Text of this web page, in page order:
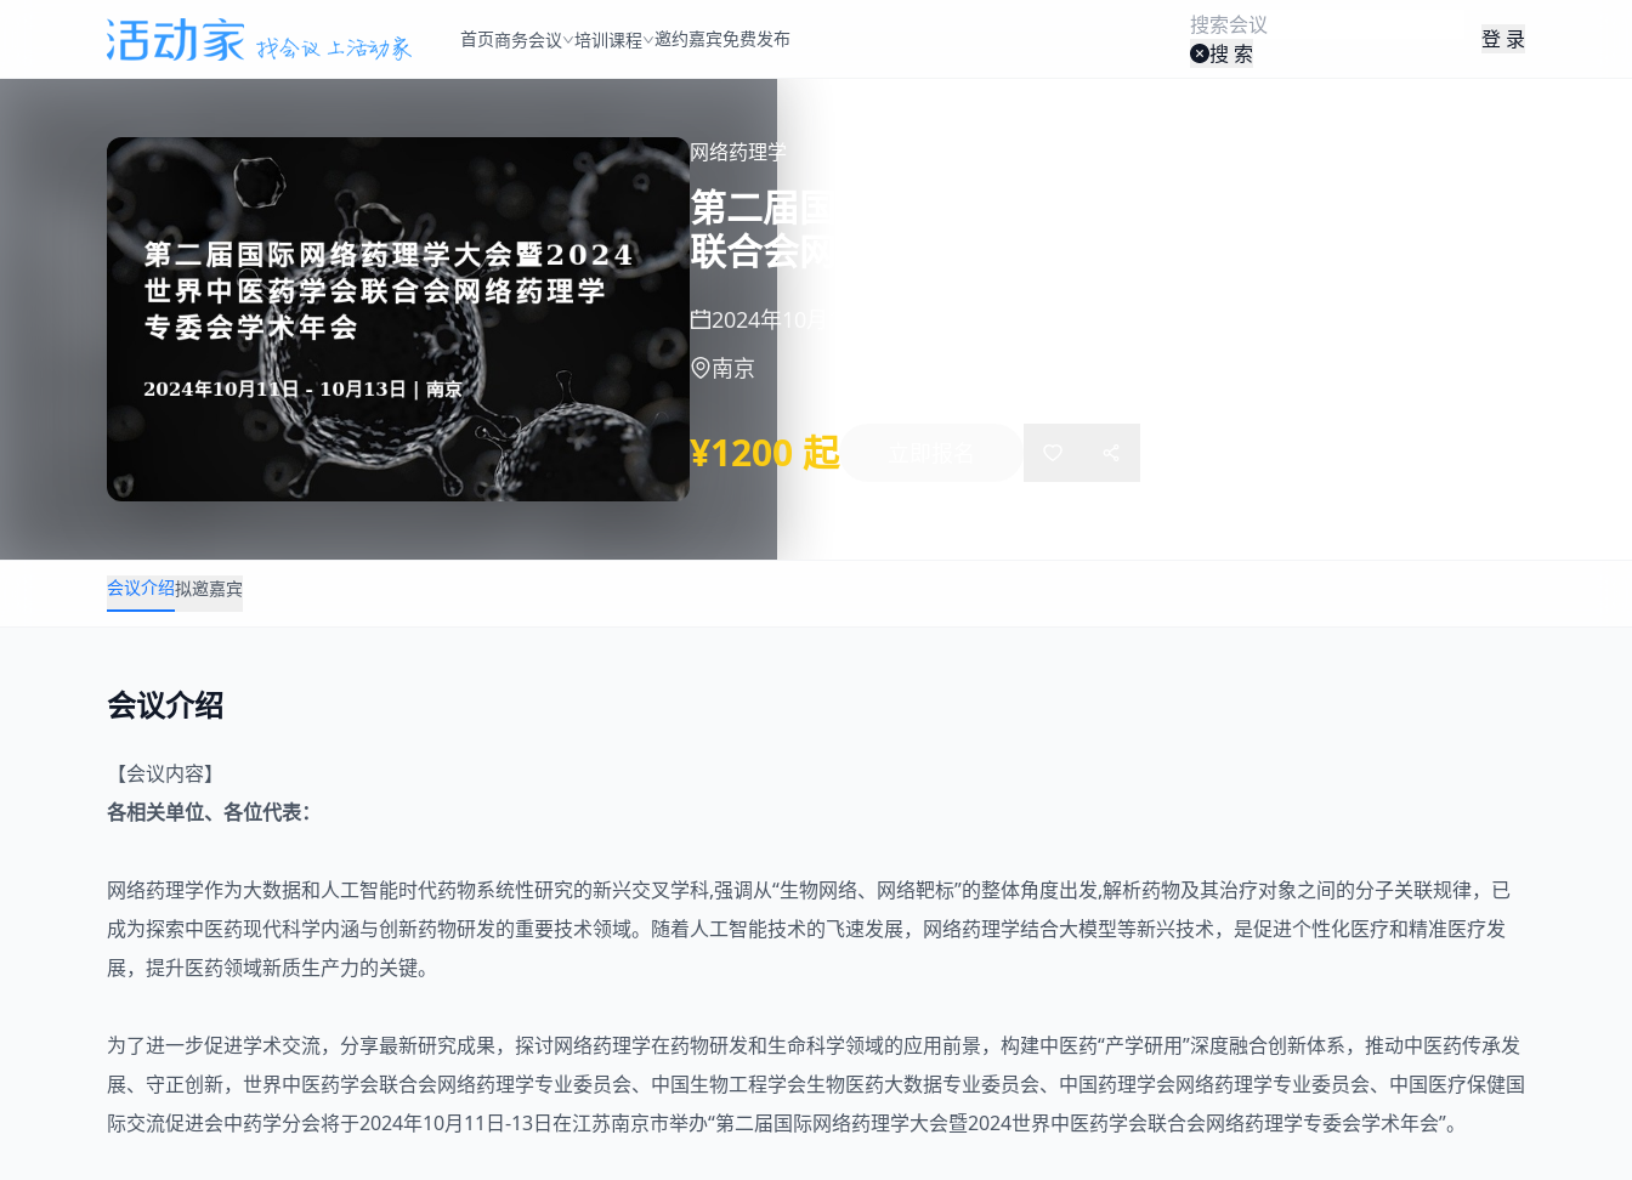
首页商务会议 培训课程 邀约嘉宾免费发布
搜 索
登 录
网络药理学
第二届国际网络药理学大会暨2024世界中医药学会
联合会网络药理学专委会学术年会
2024年10月11日
南京
¥1200 起
会议介绍拟邀嘉宾
会议介绍
【会议内容】
各相关单位、各位代表：
网络药理学作为大数据和人工智能时代药物系统性研究的新兴交叉学科,强调从“生物网络、网络靶标”的整体角度出发,解析药物及其治疗对象之间的分子关联规律，已
成为探索中医药现代科学内涵与创新药物研发的重要技术领域。随着人工智能技术的飞速发展，网络药理学结合大模型等新兴技术，是促进个性化医疗和精准医疗发
展，提升医药领域新质生产力的关键。
为了进一步促进学术交流，分享最新研究成果，探讨网络药理学在药物研发和生命科学领域的应用前景，构建中医药“产学研用”深度融合创新体系，推动中医药传承发
展、守正创新，世界中医药学会联合会网络药理学专业委员会、中国生物工程学会生物医药大数据专业委员会、中国药理学会网络药理学专业委员会、中国医疗保健国
际交流促进会中药学分会将于2024年10月11日-13日在江苏南京市举办“第二届国际网络药理学大会暨2024世界中医药学会联合会网络药理学专委会学术年会”。